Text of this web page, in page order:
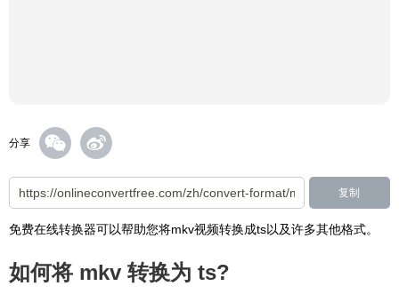
分享
复制
免费在线转换器可以帮助您将mkv视频转换成ts以及许多其他格式。
如何将 mkv 转换为 ts?